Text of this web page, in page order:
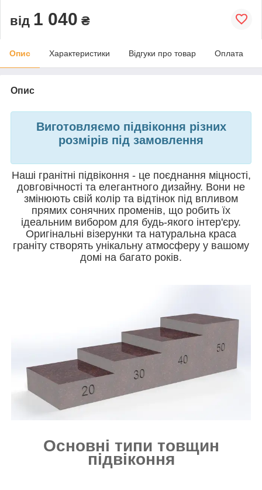
від 1 040 ₴
Опис Характеристики Відгуки про товар Оплата
Опис
Виготовляємо підвіконня різних
розмірів під замовлення
Наші гранітні підвіконня - це поєднання міцності,
довговічності та елегантного дизайну. Вони не
змінюють свій колір та відтінок під впливом
прямих сонячних променів, що робить їх
ідеальним вибором для будь-якого інтер'єру.
Оригінальні візерунки та натуральна краса
граніту створять унікальну атмосферу у вашому
домі на багато років.
Основні типи товщин
підвіконня